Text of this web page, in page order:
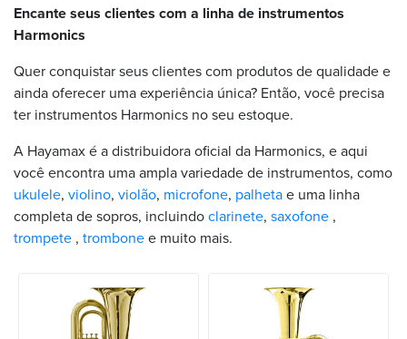
Encante seus clientes com a linha de instrumentos
Harmonics
Quer conquistar seus clientes com produtos de qualidade e
ainda oferecer uma experiência única? Então, você precisa
ter instrumentos Harmonics no seu estoque.
A Hayamax é a distribuidora oficial da Harmonics, e aqui
você encontra uma ampla variedade de instrumentos, como
ukulele, violino, violão, microfone, palheta e uma linha
completa de sopros, incluindo clarinete, saxofone ,
trompete , trombone e muito mais.